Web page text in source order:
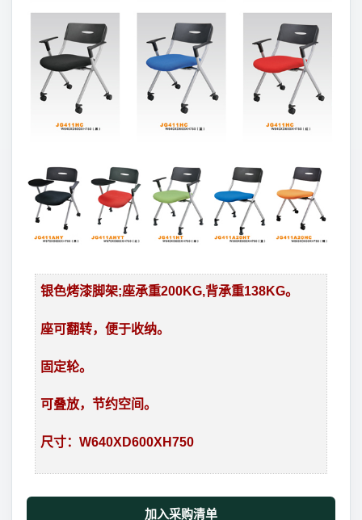
银色烤漆脚架;座承重200KG,背承重138KG。
座可翻转，便于收纳。
固定轮。
可叠放，节约空间。
尺寸：W640XD600XH750
加入采购清单